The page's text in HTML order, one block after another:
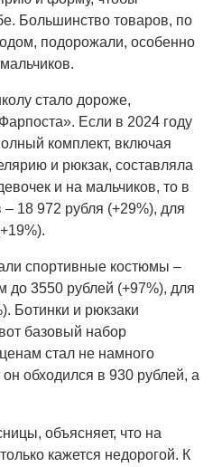
Большинство товаров, по
подорожали, особенно
стало дороже,
Если в 2024 году
комплект, включая
и рюкзак, составляла
и на мальчиков, то в
– 18 972 рубля (+29%), для
спортивные костюмы –
до 3550 рублей (+97%), для
Ботинки и рюкзаки
базовый набор
стал не намного
обходился в 930 рублей, а
объясняет, что на
кажется недорогой. К